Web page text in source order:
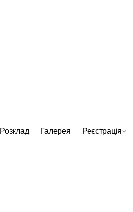
Розклад Галерея Реєстрація